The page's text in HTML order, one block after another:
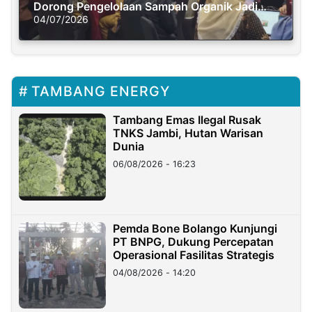
Dorong Pengelolaan Sampah Organik Jadi
Solusi Krisis Iklim
04/07/2026
TAMBANG ENERGY
Tambang Emas Ilegal Rusak
TNKS Jambi, Hutan Warisan
Dunia
06/08/2026 - 16:23
Pemda Bone Bolango Kunjungi
PT BNPG, Dukung Percepatan
Operasional Fasilitas Strategis
04/08/2026 - 14:20